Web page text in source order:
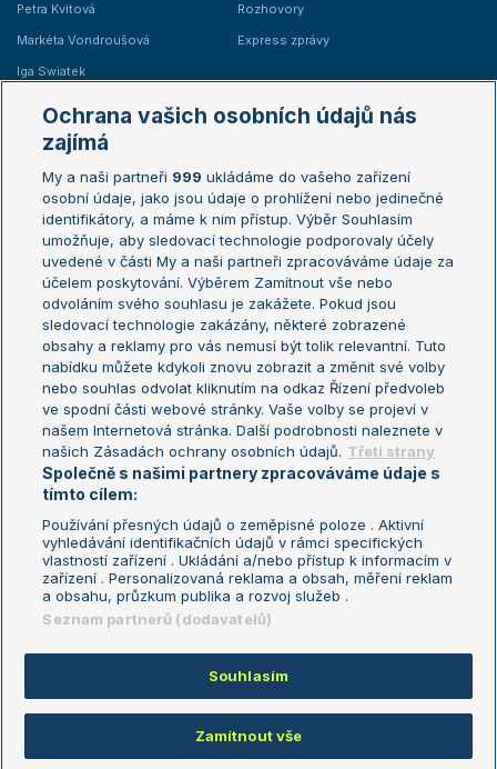
Petra Kvitová
Markéta Vondroušová
Iga Swiatek
Rozhovory
Express zprávy
Žebříčky
Žebříček ATP (muži)
Žebříček WTA (ženy)
Sázkařský žebříček
Australian Open
French Open
Wimbledon
US Open
Turnaj mistrů
Turnaj mistryň
Aktualní trendy
Fotbalové přestupy
Livesport Daily
LS Prague Open
Podmínky užití
Nastavení soukromí
GDPR a žurnalistika
Reklama
Kontakt
Informace o zpracování osobních
údajů
Copyright © 2008-2026 TenisPortal.cz. Využíváme zpravodajství ČTK.
Ochrana vašich osobních údajů nás
zajímá
My a naši partneři 999 ukládáme do vašeho zařízení
osobní údaje, jako jsou údaje o prohlížení nebo jedinečné
identifikátory, a máme k nim přístup. Výběr Souhlasím
umožňuje, aby sledovací technologie podporovaly účely
uvedené v části My a naši partneři zpracováváme údaje za
účelem poskytování. Výběrem Zamítnout vše nebo
odvoláním svého souhlasu je zakážete. Pokud jsou
sledovací technologie zakázány, některé zobrazené
obsahy a reklamy pro vás nemusí být tolik relevantní. Tuto
nabídku můžete kdykoli znovu zobrazit a změnit své volby
nebo souhlas odvolat kliknutím na odkaz Řízení předvoleb
ve spodní části webové stránky. Vaše volby se projeví v
našem Internetová stránka. Další podrobnosti naleznete v
našich Zásadách ochrany osobních údajů. Třetí strany
Společně s našimi partnery zpracováváme údaje s
tímto cílem:
Používání přesných údajů o zeměpisné poloze . Aktivní
vyhledávání identifikačních údajů v rámci specifických
vlastností zařízení . Ukládání a/nebo přístup k informacím v
zařízení . Personalizovaná reklama a obsah, měření reklam
a obsahu, průzkum publika a rozvoj služeb .
Seznam partnerů (dodavatelů)
Souhlasím
Zamítnout vše